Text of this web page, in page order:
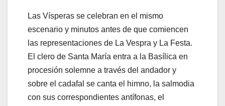
Las Vísperas se celebran en el mismo
escenario y minutos antes de que comiencen
las representaciones de La Vespra y La Festa.
El clero de Santa María entra a la Basílica en
procesión solemne a través del andador y
sobre el cadafal se canta el himno, la salmodia
con sus correspondientes antífonas, el